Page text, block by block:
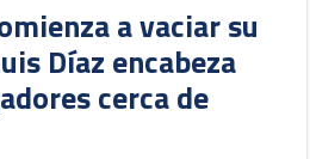
a vaciar su
Díaz encabeza
cerca de